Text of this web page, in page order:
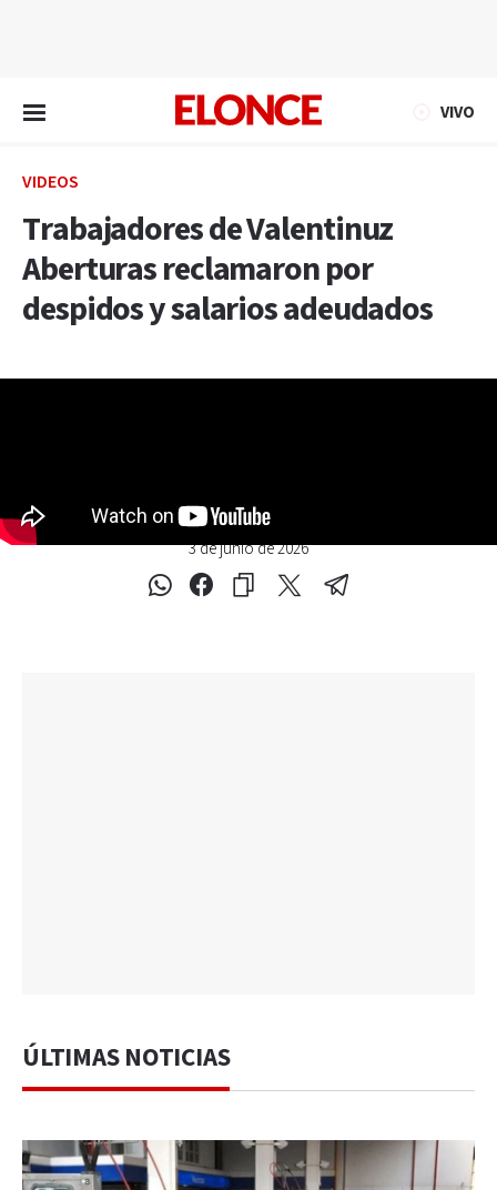
VIVO
VIDEOS
Trabajadores de Valentinuz
Aberturas reclamaron por
despidos y salarios adeudados
3 de junio de 2026
ÚLTIMAS NOTICIAS